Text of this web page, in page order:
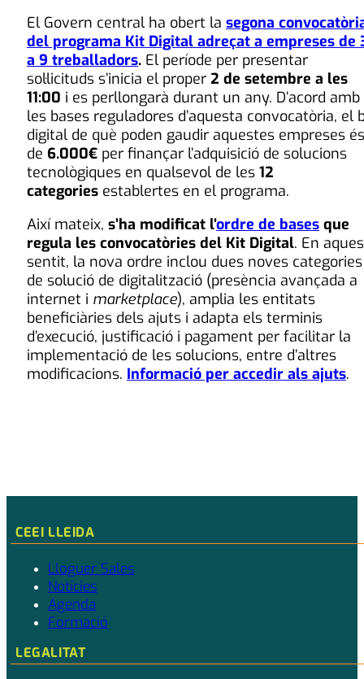
El Govern central ha obert la segona
del programa Kit Digital adreçat a empreses de
a 9 treballadors. El període per presentar
sol·licituds s’inicia el proper 2 de setembre a les
11:00 i es perllongarà durant un any. D’acord amb
les bases reguladores d’aquesta convocatòria, el
digital de què poden gaudir aquestes empreses és
de 6.000€ per finançar l’adquisició de solucions
tecnològiques en qualsevol de les 12
categories establertes en el programa.
Així mateix, s’ha modificat l’ordre de bases que
regula les convocatòries del Kit Digital. En
sentit, la nova ordre inclou dues noves categories
de solució de digitalització (presència avançada a
internet i marketplace), amplia les entitats
beneficiàries dels ajuts i adapta els terminis
d’execució, justificació i pagament per facilitar la
implementació de les solucions, entre d’altres
modificacions. Informació per accedir als ajuts.
CEEI LLEIDA
Lloguer Sales
Notícies
Agenda
Formació
LEGALITAT